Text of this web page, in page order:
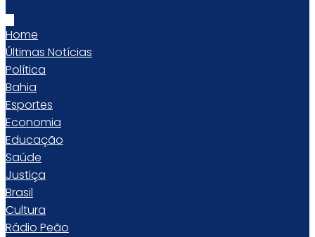
Home
Últimas Notícias
Política
Bahia
Esportes
Economia
Educação
Saúde
Justiça
Brasil
Cultura
Rádio Peão